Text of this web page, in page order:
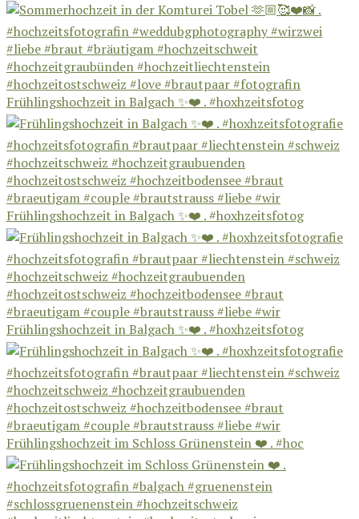
Frühlingshochzeit in Balgach ✨❤️ . #hoxhzeitsfotog
Frühlingshochzeit in Balgach ✨❤️ . #hoxhzeitsfotog
Frühlingshochzeit in Balgach ✨❤️ . #hoxhzeitsfotog
Frühlingshochzeit im Schloss Grünenstein ❤️ . #hoc